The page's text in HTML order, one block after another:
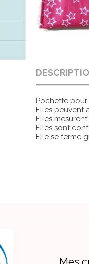
Pochette
Elles peuvent
Elles mesurent
Elles sont
Elle se ferme